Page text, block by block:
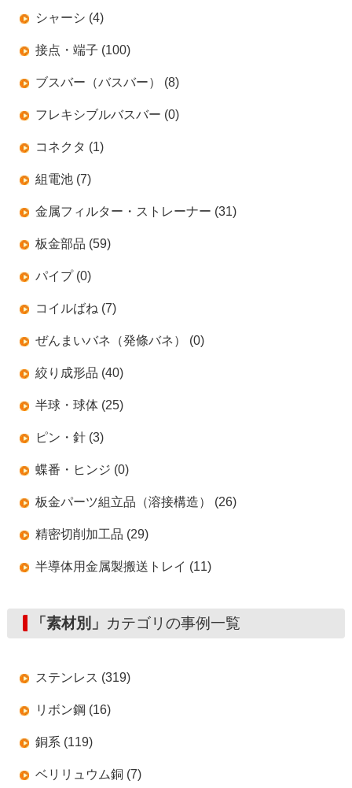
シャーシ (4)
接点・端子 (100)
ブスバー（バスバー） (8)
フレキシブルバスバー (0)
コネクタ (1)
組電池 (7)
金属フィルター・ストレーナー (31)
板金部品 (59)
パイプ (0)
コイルばね (7)
ぜんまいバネ（発條バネ） (0)
絞り成形品 (40)
半球・球体 (25)
ピン・針 (3)
蝶番・ヒンジ (0)
板金パーツ組立品（溶接構造） (26)
精密切削加工品 (29)
半導体用金属製搬送トレイ (11)
「素材別」 カテゴリの事例一覧
ステンレス (319)
リボン鋼 (16)
銅系 (119)
ベリリュウム銅 (7)